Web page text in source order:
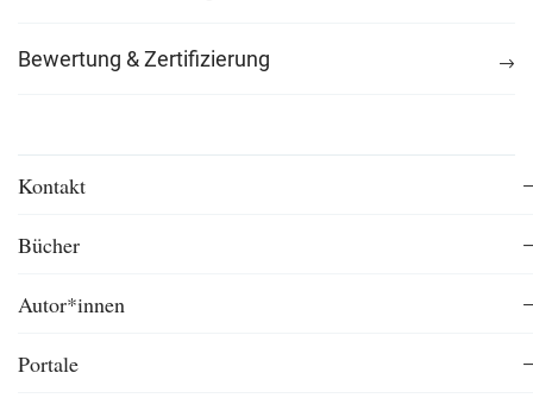
Bewertung & Zertifizierung
Kontakt
Bücher
Autor*innen
Portale